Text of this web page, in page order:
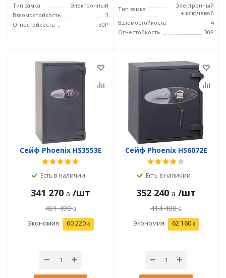
Тип замка
Электронный
Взломостойкость
3
Огнестойкость
30P
Тип замка
Электронный
+ ключевой
Взломостойкость
4
Огнестойкость
30P
Сейф Phoenix HS3553E
Есть в наличии
341 270 /шт
401 490
Экономия 60 220
Сейф Phoenix HS6072E
Есть в наличии
352 240 /шт
414 400
Экономия 62 160